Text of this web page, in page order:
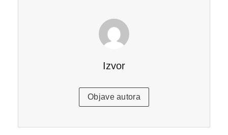
Izvor
Objave autora